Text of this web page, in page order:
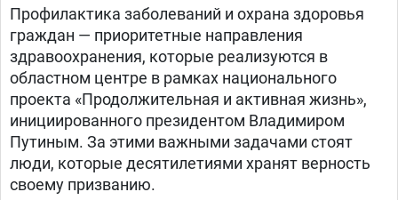
на лету, строго соблюдает санэпидрежим и
технику выполнения инъекций. Для нас важно,
что молодежь выбирает государственные
учреждения здравоохранения и остается
работать в районе». Почувствовать уверенность
в своих знаниях Алине помогает ее наставник —
главная медицинская сестра Галина Лякун,
которая не только помогает в проведении
медицинских манипуляций, но и делится опытом,
Профилактика заболеваний и охрана здоровья
граждан — приоритетные направления
здравоохранения, которые реализуются в
областном центре в рамках национального
проекта «Продолжительная и активная жизнь»,
инициированного президентом Владимиром
Путиным. За этими важными задачами стоят
люди, которые десятилетиями хранят верность
своему призванию.